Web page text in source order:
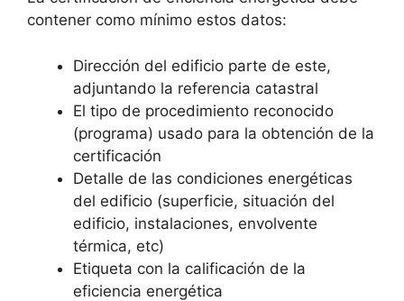
contener como mínimo estos datos:
Dirección del edificio parte de este,
adjuntando la referencia catastral
El tipo de procedimiento reconocido
(programa) usado para la obtención de la
certificación
Detalle de las condiciones energéticas
del edificio (superficie, situación del
edificio, instalaciones, envolvente
térmica, etc)
Etiqueta con la calificación de la
eficiencia energética